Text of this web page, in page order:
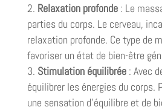
Relaxation profonde: Le
parties du corps. Le cerveau,
relaxation profonde. Ce type de
favoriser un état de bien-être
Stimulation équilibrée: Avec
équilibrer les énergies du corps.
une sensation d’équilibre et de